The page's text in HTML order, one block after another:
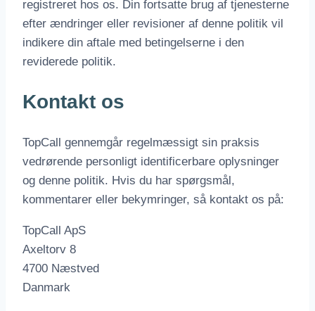
registreret hos os. Din fortsatte brug af tjenesterne
efter ændringer eller revisioner af denne politik vil
indikere din aftale med betingelserne i den
reviderede politik.
Kontakt os
TopCall gennemgår regelmæssigt sin praksis
vedrørende personligt identificerbare oplysninger
og denne politik. Hvis du har spørgsmål,
kommentarer eller bekymringer, så kontakt os på:
TopCall ApS
Axeltorv 8
4700 Næstved
Danmark